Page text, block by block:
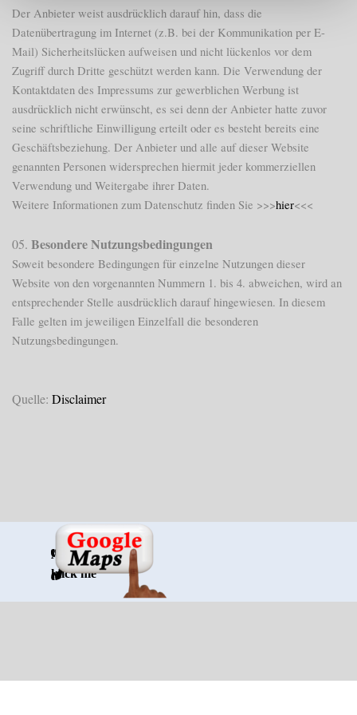
Der Anbieter weist ausdrücklich darauf hin, dass die
Datenübertragung im Internet (z.B. bei der Kommunikation per E-
Mail) Sicherheitslücken aufweisen und nicht lückenlos vor dem
Zugriff durch Dritte geschützt werden kann. Die Verwendung der
Kontaktdaten des Impressums zur gewerblichen Werbung ist
ausdrücklich nicht erwünscht, es sei denn der Anbieter hatte zuvor
seine schriftliche Einwilligung erteilt oder es besteht bereits eine
Geschäftsbeziehung. Der Anbieter und alle auf dieser Website
genannten Personen widersprechen hiermit jeder kommerziellen
Verwendung und Weitergabe ihrer Daten.
Weitere Informationen zum Datenschutz finden Sie >>>hier<<<
05. Besondere Nutzungsbedingungen
Soweit besondere Bedingungen für einzelne Nutzungen dieser
Website von den vorgenannten Nummern 1. bis 4. abweichen, wird an
entsprechender Stelle ausdrücklich darauf hingewiesen. In diesem
Falle gelten im jeweiligen Einzelfall die besonderen
Nutzungsbedingungen.
Quelle: Disclaimer
Anrufen
klick me